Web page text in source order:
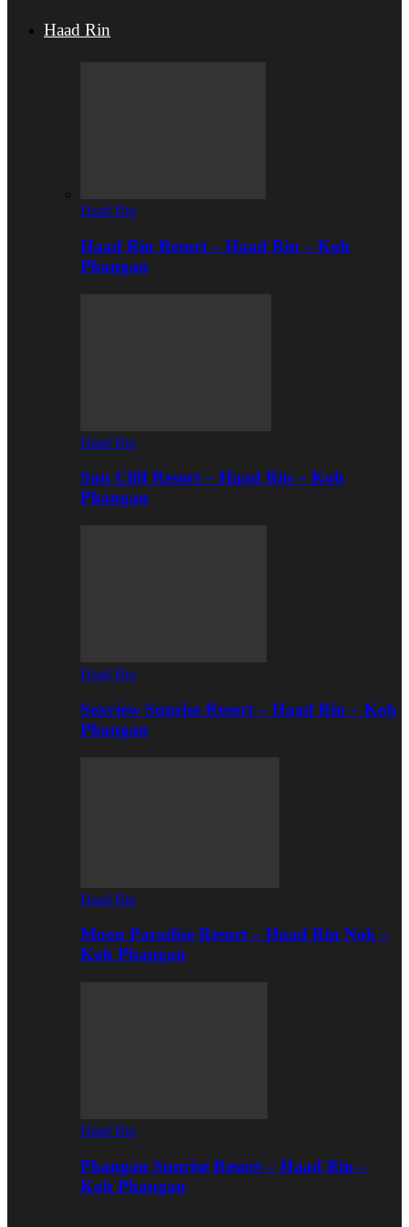
Haad Rin
Haad Rin
Haad Rin Resort – Haad Rin – Koh
Phangan
Haad Rin
Sun Cliff Resort – Haad Rin – Koh
Phangan
Haad Rin
Seaview Sunrise Resort – Haad Rin – Koh
Phangan
Haad Rin
Moon Paradise Resort – Haad Rin Nok –
Koh Phangan
Haad Rin
Phangan Sunrise Resort – Haad Rin –
Koh Phangan